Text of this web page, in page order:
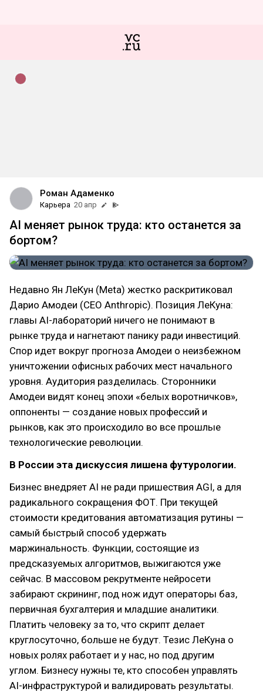
Роман Адаменко
Карьера 20 апр
AI меняет рынок труда: кто останется за
бортом?
Недавно Ян ЛеКун (Meta) жестко раскритиковал
Дарио Амодеи (CEO Anthropic). Позиция ЛеКуна:
главы AI-лабораторий ничего не понимают в
рынке труда и нагнетают панику ради инвестиций.
Спор идет вокруг прогноза Амодеи о неизбежном
уничтожении офисных рабочих мест начального
уровня. Аудитория разделилась. Сторонники
Амодеи видят конец эпохи «белых воротничков»,
оппоненты — создание новых профессий и
рынков, как это происходило во все прошлые
технологические революции.
В России эта дискуссия лишена футурологии.
Бизнес внедряет AI не ради пришествия AGI, а для
радикального сокращения ФОТ. При текущей
стоимости кредитования автоматизация рутины —
самый быстрый способ удержать
маржинальность. Функции, состоящие из
предсказуемых алгоритмов, выжигаются уже
сейчас. В массовом рекрутменте нейросети
забирают скрининг, под нож идут операторы баз,
первичная бухгалтерия и младшие аналитики.
Платить человеку за то, что скрипт делает
круглосуточно, больше не будут. Тезис ЛеКуна о
новых ролях работает и у нас, но под другим
углом. Бизнесу нужны те, кто способен управлять
AI-инфраструктурой и валидировать результаты.